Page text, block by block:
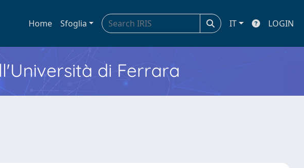
Home Sfoglia IT LOGIN
di Ferrara